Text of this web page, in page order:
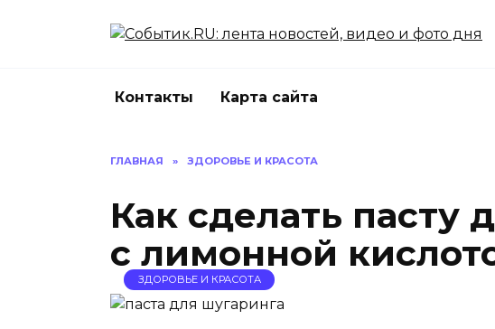
Контакты Карта сайта
ГЛАВНАЯ » ЗДОРОВЬЕ И КРАСОТА
Как сделать пасту
с лимонной
ЗДОРОВЬЕ И КРАСОТА